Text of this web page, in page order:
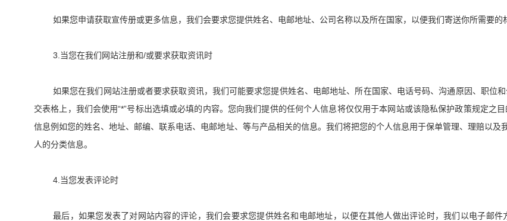
如果您申请获取宣传册或更多信息，我们会要求您提供姓名、电邮地址、公司名称以及所在国家，以便我们寄送你所需要的
3. 当您在我们网站注册和/或要求获取资讯时
如果您在我们网站注册或者要求获取资讯，我们可能要求您提供姓名、电邮地址、所在国家、电话号码、沟通原因、职位
交表格上，我们会使用“*”号标出选填或必填的内容。您向我们提供的任何个人信息将仅仅用于本网站或该隐私保护政策规定之
信息例如您的姓名、地址、邮编、联系电话、电邮地址、等与产品相关的信息。我们将把您的个人信息用于保单管理、理赔以及
人的分类信息。
4. 当您发表评论时
最后，如果您发表了对网站内容的评论，我们会要求您提供姓名和电邮地址，以便在其他人做出评论时，我们以电子邮